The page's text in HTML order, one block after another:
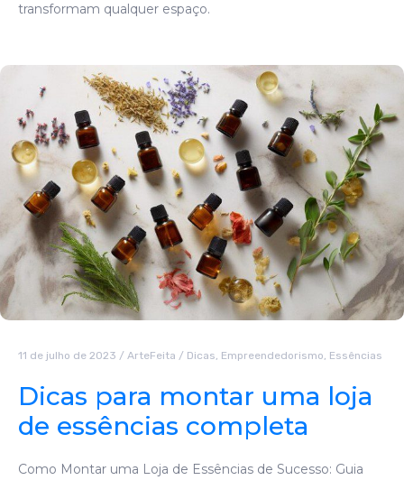
transformam qualquer espaço.
11 de julho de 2023 / ArteFeita / Dicas Empreendedorismo Essências
Dicas para montar uma loja
de essências completa
Como Montar uma Loja de Essências de Sucesso: Guia